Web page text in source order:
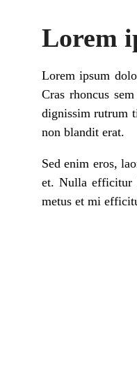
Lorem
Lorem ipsum
Cras rhoncus
dignissim rutrum
non blandit erat.
Sed enim eros,
et. Nulla efficitur
metus et mi